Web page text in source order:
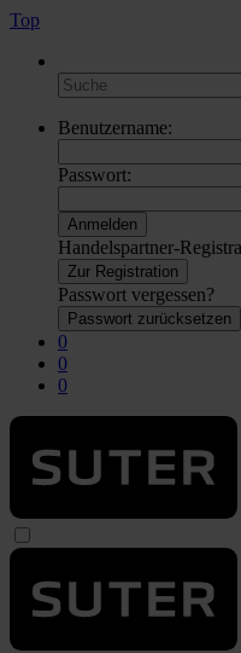
Top
Benutzername:
Passwort:
Handelspartner-
Zur Registration
Passwort vergessen?
Passwort zurücksetzen
0
0
0